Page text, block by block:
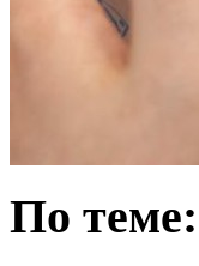
По теме: